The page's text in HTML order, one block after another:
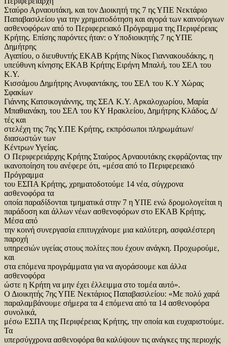
Σταύρο Αρναουτάκη, και τον Διοικητή της 7 ης ΥΠΕ Νεκτάριο
Παπαβασιλείου για την χρηματοδότηση και αγορά των καινούργιων
ασθενοφόρων από το Περιφερειακό Πρόγραμμα της Περιφέρειας
Κρήτης. Επίσης παρόντες ήταν: ο Υποδιοικητής 7 ης ΥΠΕ
Δημήτρης
Αγαπίου, ο διευθυντής ΕΚΑΒ Κρήτης Νίκος Γιαννακουδάκης, η
υπεύθυνη κίνησης ΕΚΑΒ Κρήτης Ειρήνη Μπαλή, του ΣΕΛ του
Κ.Υ.
Κισσάμου Δημήτρης Ανυφαντάκης, του ΣΕΛ του Κ.Υ Χώρας
Σφακίων
Γιάννης Κατσικογιάννης, της ΣΕΛ Κ.Υ. Αρκαλοχωρίου, Μαρία
Μπαθιανάκη, του ΣΕΛ του ΚΥ Ηρακλείου, Δημήτρης Κλάδος, Δ/
τές και
στελέχη της 7ης Υ.ΠΕ Κρήτης, εκπρόσωποι πληρωμάτων/
διασωστών των
Κέντρων Υγείας.
Ο Περιφερειάρχης Κρήτης Σταύρος Αρναουτάκης εκφράζοντας την
ικανοποίηση του ανέφερε ότι, «μέσα από το Περιφερειακό
Πρόγραμμα
του ΕΣΠΑ Κρήτης, χρηματοδοτούμε 14 νέα, σύγχρονα
ασθενοφόρα τα
οποία παραδίδονται τμηματικά στην 7 η ΥΠΕ ενώ δρομολογείται η
παράδοση και άλλων νέων ασθενοφόρων στο ΕΚΑΒ Κρήτης.
Μέσα από
την κοινή συνεργασία επιτυγχάνομε μια καλύτερη, ασφαλέστερη
παροχή
υπηρεσιών υγείας στους πολίτες που έχουν ανάγκη. Προχωρούμε,
και
στα επόμενα προγράμματα για να αγοράσουμε και άλλα
ασθενοφόρα
ώστε η Κρήτη να μην έχει έλλειμμα στο τομέα αυτό».
Ο Διοικητής 7ης ΥΠΕ Νεκτάριος Παπαβασιλείου: «Με πολύ χαρά
παραλαμβάνουμε σήμερα τα 4 επόμενα από τα 14 ασθενοφόρα
συνολικά,
μέσω ΕΣΠΑ της Περιφέρειας Κρήτης, την οποία και ευχαριστούμε.
Τα
υπερσύγχρονα ασθενοφόρα θα καλύψουν τις ανάγκες της περιοχής